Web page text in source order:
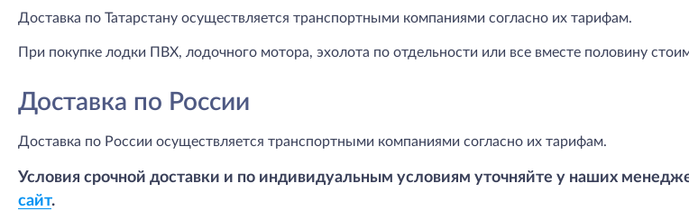
Доставка по Татарстану осуществляется транспортными компаниями согласно их тарифам.
При покупке лодки ПВХ, лодочного мотора, эхолота по отдельности или все вместе половину
Доставка по России
Доставка по России осуществляется транспортными компаниями согласно их тарифам.
Условия срочной доставки и по индивидуальным условиям уточняйте у наших
сайт.